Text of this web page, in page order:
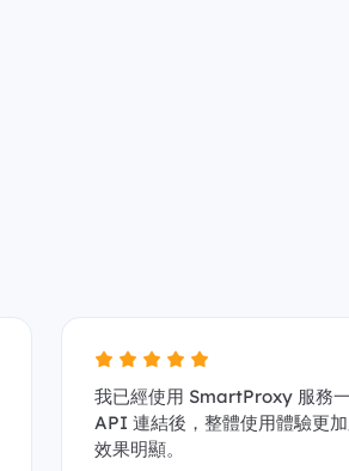
我已經使用 SmartProxy 服務
API 連結後，整體使用體驗更
效果明顯。